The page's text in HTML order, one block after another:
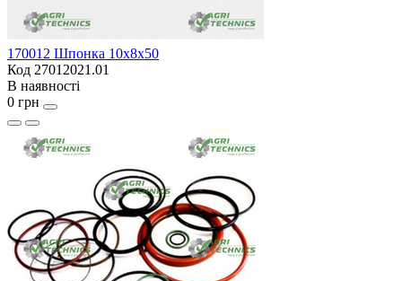
170012 Шпонка 10x8x50
Код 27012021.01
В наявності
0 грн